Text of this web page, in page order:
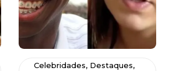
Celebridades, Destaques,